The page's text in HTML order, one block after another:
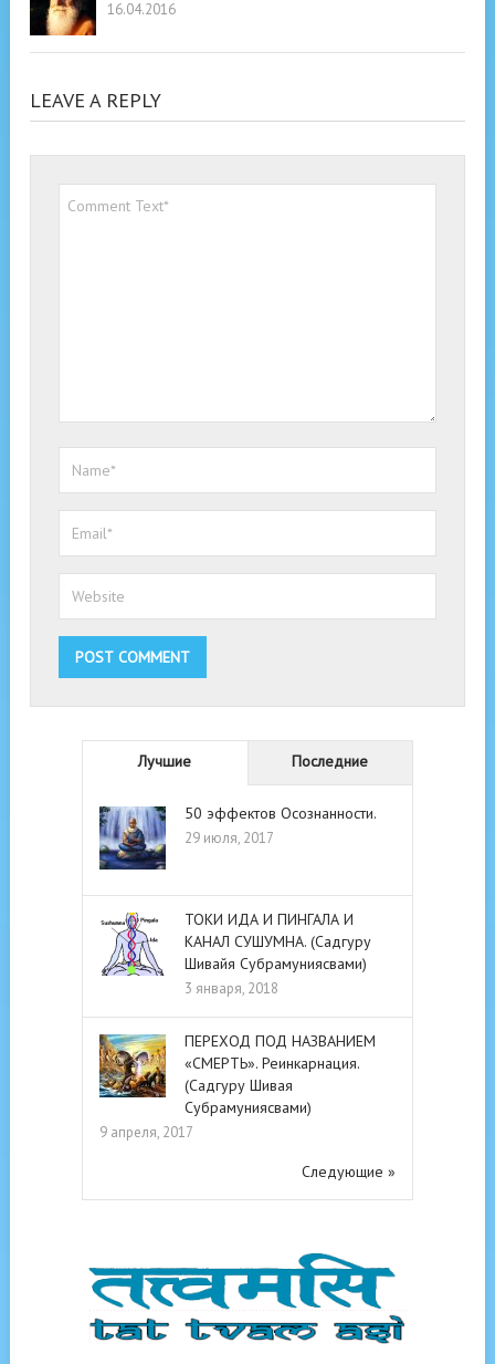
16.04.2016
LEAVE A REPLY
Лучшие Последние
50 эффектов Осознанности.
29 июля, 2017
ТОКИ ИДА И ПИНГАЛА И
КАНАЛ СУШУМНА. (Садгуру
Шивайя Субрамуниясвами)
3 января, 2018
ПЕРЕХОД ПОД НАЗВАНИЕМ
«СМЕРТЬ». Реинкарнация.
(Садгуру Шивая
Субрамуниясвами)
9 апреля, 2017
Следующие »